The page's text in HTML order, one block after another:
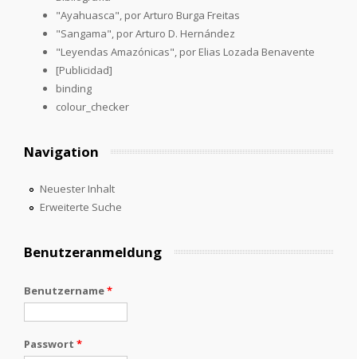
"Ayahuasca", por Arturo Burga Freitas
"Sangama", por Arturo D. Hernández
"Leyendas Amazónicas", por Elias Lozada Benavente
[Publicidad]
binding
colour_checker
Navigation
Neuester Inhalt
Erweiterte Suche
Benutzeranmeldung
Benutzername*
Passwort *